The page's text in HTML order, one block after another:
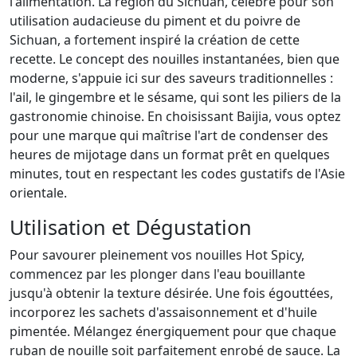
utilisation audacieuse du piment et du poivre de
Sichuan, a fortement inspiré la création de cette
recette. Le concept des nouilles instantanées, bien que
moderne, s'appuie ici sur des saveurs traditionnelles :
l'ail, le gingembre et le sésame, qui sont les piliers de la
gastronomie chinoise. En choisissant Baijia, vous optez
pour une marque qui maîtrise l'art de condenser des
heures de mijotage dans un format prêt en quelques
minutes, tout en respectant les codes gustatifs de l'Asie
orientale.
Utilisation et Dégustation
Pour savourer pleinement vos nouilles Hot Spicy,
commencez par les plonger dans l'eau bouillante
jusqu'à obtenir la texture désirée. Une fois égouttées,
incorporez les sachets d'assaisonnement et d'huile
pimentée. Mélangez énergiquement pour que chaque
ruban de nouille soit parfaitement enrobé de sauce. La